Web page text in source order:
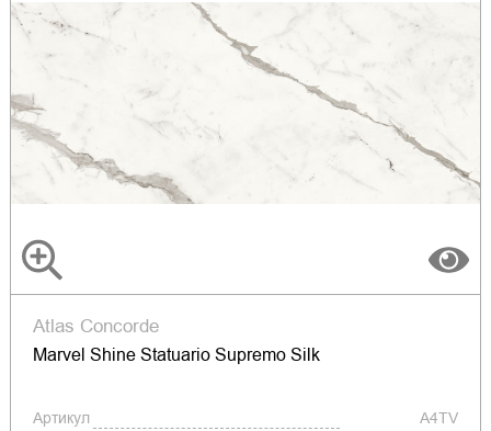
Atlas Concorde
Marvel Shine Statuario Supremo Silk
Артикул
A4TV